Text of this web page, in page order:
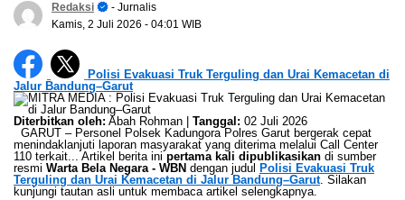
Redaksi
- Jurnalis
Kamis, 2 Juli 2026 - 04:01 WIB
Polisi Evakuasi Truk Terguling dan Urai Kemacetan di
Jalur Bandung–Garut
Diterbitkan oleh: Abah Rohman | Tanggal: 02 Juli 2026
GARUT – Personel Polsek Kadungora Polres Garut bergerak cepat
menindaklanjuti laporan masyarakat yang diterima melalui Call Center
110 terkait... Artikel berita ini pertama kali dipublikasikan di sumber
resmi Warta Bela Negara - WBN dengan judul Polisi Evakuasi Truk
Terguling dan Urai Kemacetan di Jalur Bandung–Garut. Silakan
kunjungi tautan asli untuk membaca artikel selengkapnya.